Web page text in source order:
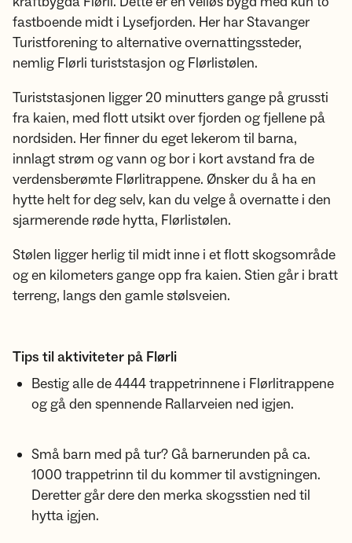
fastboende midt i Lysefjorden. Her har Stavanger
Turistforening to alternative overnattingssteder,
nemlig Flørli turiststasjon og Flørlistølen.
Turiststasjonen ligger 20 minutters gange på grussti
fra kaien, med flott utsikt over fjorden og fjellene på
nordsiden. Her finner du eget lekerom til barna,
innlagt strøm og vann og bor i kort avstand fra de
verdensberømte Flørlitrappene. Ønsker du å ha en
hytte helt for deg selv, kan du velge å overnatte i den
sjarmerende røde hytta, Flørlistølen.
Stølen ligger herlig til midt inne i et flott skogsområde
og en kilometers gange opp fra kaien. Stien går i bratt
terreng, langs den gamle stølsveien.
Tips til aktiviteter på Flørli
Bestig alle de 4444 trappetrinnene i Flørlitrappene
og gå den spennende Rallarveien ned igjen.
Små barn med på tur? Gå barnerunden på ca.
1000 trappetrinn til du kommer til avstigningen.
Deretter går dere den merka skogsstien ned til
hytta igjen.